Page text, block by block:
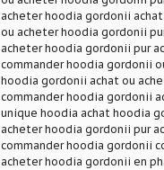
acheter hoodia gordonii
ou acheter hoodia gordonii
acheter hoodia gordonii pur
commander hoodia gordonii
hoodia gordonii achat ou
commander hoodia gordonii
unique hoodia achat hoodia
acheter hoodia gordonii pur
commander hoodia gordonii
acheter hoodia gordonii en